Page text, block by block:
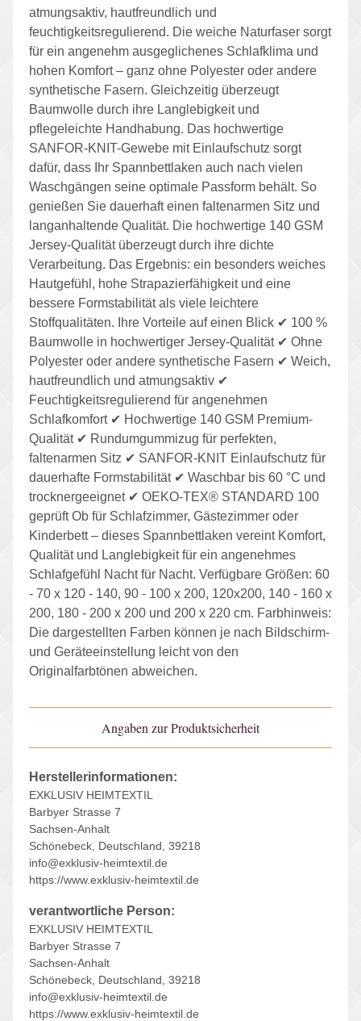
atmungsaktiv, hautfreundlich und
feuchtigkeitsregulierend. Die weiche Naturfaser sorgt
für ein angenehm ausgeglichenes Schlafklima und
hohen Komfort – ganz ohne Polyester oder andere
synthetische Fasern. Gleichzeitig überzeugt
Baumwolle durch ihre Langlebigkeit und
pflegeleichte Handhabung. Das hochwertige
SANFOR-KNIT-Gewebe mit Einlaufschutz sorgt
dafür, dass Ihr Spannbettlaken auch nach vielen
Waschgängen seine optimale Passform behält. So
genießen Sie dauerhaft einen faltenarmen Sitz und
langanhaltende Qualität. Die hochwertige 140 GSM
Jersey-Qualität überzeugt durch ihre dichte
Verarbeitung. Das Ergebnis: ein besonders weiches
Hautgefühl, hohe Strapazierfähigkeit und eine
bessere Formstabilität als viele leichtere
Stoffqualitäten. Ihre Vorteile auf einen Blick ✔ 100 %
Baumwolle in hochwertiger Jersey-Qualität ✔ Ohne
Polyester oder andere synthetische Fasern ✔ Weich,
hautfreundlich und atmungsaktiv ✔
Feuchtigkeitsregulierend für angenehmen
Schlafkomfort ✔ Hochwertige 140 GSM Premium-
Qualität ✔ Rundumgummizug für perfekten,
faltenarmen Sitz ✔ SANFOR-KNIT Einlaufschutz für
dauerhafte Formstabilität ✔ Waschbar bis 60 °C und
trocknergeeignet ✔ OEKO-TEX® STANDARD 100
geprüft Ob für Schlafzimmer, Gästezimmer oder
Kinderbett – dieses Spannbettlaken vereint Komfort,
Qualität und Langlebigkeit für ein angenehmes
Schlafgefühl Nacht für Nacht. Verfügbare Größen: 60
- 70 x 120 - 140, 90 - 100 x 200, 120x200, 140 - 160 x
200, 180 - 200 x 200 und 200 x 220 cm. Farbhinweis:
Die dargestellten Farben können je nach Bildschirm-
und Geräteeinstellung leicht von den
Originalfarbtönen abweichen.
Angaben zur Produktsicherheit
Herstellerinformationen:
EXKLUSIV HEIMTEXTIL
Barbyer Strasse 7
Sachsen-Anhalt
Schönebeck, Deutschland, 39218
info@exklusiv-heimtextil.de
https://www.exklusiv-heimtextil.de
verantwortliche Person:
EXKLUSIV HEIMTEXTIL
Barbyer Strasse 7
Sachsen-Anhalt
Schönebeck, Deutschland, 39218
info@exklusiv-heimtextil.de
https://www.exklusiv-heimtextil.de